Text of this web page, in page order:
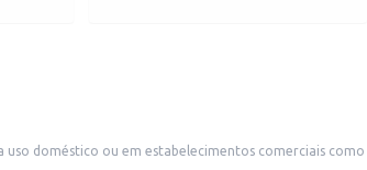
doméstico ou em estabelecimentos comerciais